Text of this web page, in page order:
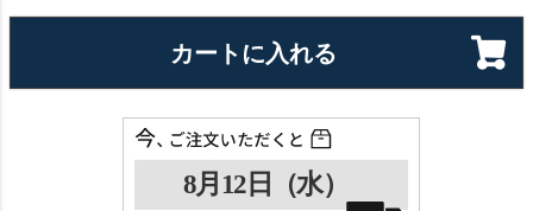
カートに入れる